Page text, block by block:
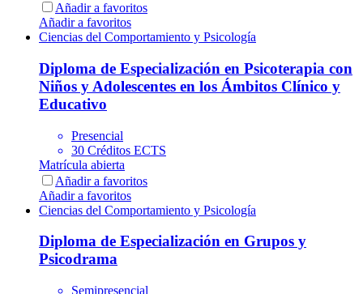
Añadir a favoritos
Añadir a favoritos
Ciencias del Comportamiento y Psicología
Diploma de Especialización en Psicoterapia con
Niños y Adolescentes en los Ámbitos Clínico y
Educativo
Presencial
30 Créditos ECTS
Matrícula abierta
Añadir a favoritos
Añadir a favoritos
Ciencias del Comportamiento y Psicología
Diploma de Especialización en Grupos y
Psicodrama
Semipresencial